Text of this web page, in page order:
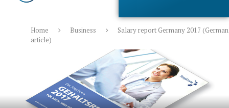
Home Business
Salary report Germany 2017 (German
article)